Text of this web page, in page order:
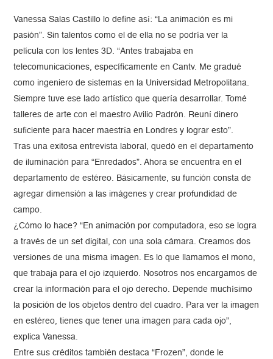
Vanessa Salas Castillo lo define así: “La animación es mi
pasión”. Sin talentos como el de ella no se podría ver la
película con los lentes 3D. “Antes trabajaba en
telecomunicaciones, específicamente en Cantv. Me gradué
como ingeniero de sistemas en la Universidad Metropolitana.
Siempre tuve ese lado artístico que quería desarrollar. Tomé
talleres de arte con el maestro Avilio Padrón. Reuní dinero
suficiente para hacer maestría en Londres y lograr esto”.
Tras una exitosa entrevista laboral, quedó en el departamento
de iluminación para “Enredados”. Ahora se encuentra en el
departamento de estéreo. Básicamente, su función consta de
agregar dimensión a las imágenes y crear profundidad de
campo.
¿Cómo lo hace? “En animación por computadora, eso se logra
a través de un set digital, con una sola cámara. Creamos dos
versiones de una misma imagen. Es lo que llamamos el mono,
que trabaja para el ojo izquierdo. Nosotros nos encargamos de
crear la información para el ojo derecho. Depende muchísimo
la posición de los objetos dentro del cuadro. Para ver la imagen
en estéreo, tienes que tener una imagen para cada ojo”,
explica Vanessa.
Entre sus créditos también destaca “Frozen”, donde le